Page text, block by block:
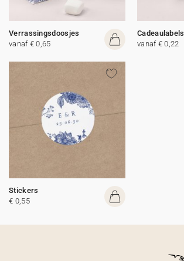
Verrassingsdoosjes
vanaf € 0,65
Cadeaulabels
vanaf € 0,22
Stickers
€ 0,55